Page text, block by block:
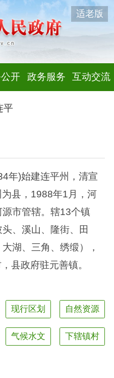
适老版
开 政务服务 互动交流
平
年)始建连平州，清宣
县，1988年1月，河
市管辖。辖13个镇
头、溪山、隆街、田
湖、三角、绣缎），
县政府驻元善镇。
现行区划 自然资源
气候水文 下辖镇村